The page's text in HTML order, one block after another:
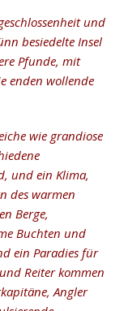
und
besiedelte Insel
Pfunde, mit
enden wollende
wie grandiose
und ein Klima,
des warmen
Berge,
Buchten und
ein Paradies für
Reiter kommen
Angler